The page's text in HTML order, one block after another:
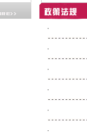
·
·
·
·
·
·